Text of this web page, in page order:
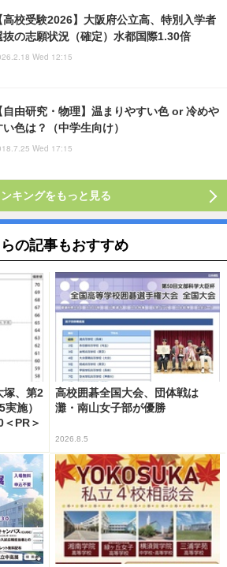
高校受験2026】大阪府公立高、特別入学者
抜の志願状況（確定）水都国際1.30倍
Wed 12:15
自由研究・物理】温まりやすい色 or 冷めや
い色は？（中学生向け）
Wed 17:15
キングをもっと見る
の記事もおすすめ
塚、第2
施）
PR＞
高校囲碁全国大会、団体戦は
灘・南山女子部が優勝
2026.8.5